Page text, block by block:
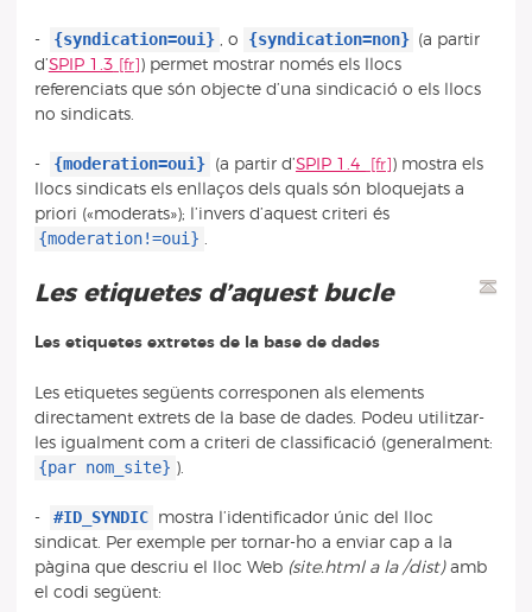
- {syndication=oui} , o {syndication=non} (a partir
d’SPIP 1.3
) permet mostrar només els llocs
referenciats que són objecte d’una sindicació o els llocs
no sindicats.
- {moderation=oui} (a partir d’SPIP 1.4
) mostra els
llocs sindicats els enllaços dels quals són bloquejats a
priori («moderats»); l’invers d’aquest criteri és
{moderation!=oui} .
Les etiquetes d’aquest bucle
Les etiquetes extretes de la base de dades
Les etiquetes següents corresponen als elements
directament extrets de la base de dades. Podeu utilitzar-
les igualment com a criteri de classificació (generalment:
{par nom_site} ).
- #ID_SYNDIC mostra l’identificador únic del lloc
sindicat. Per exemple per tornar-ho a enviar cap a la
pàgina que descriu el lloc Web (site.html a la /dist)amb
el codi següent: